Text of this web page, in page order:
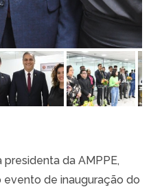
da AMPPE,
evento de inauguração do